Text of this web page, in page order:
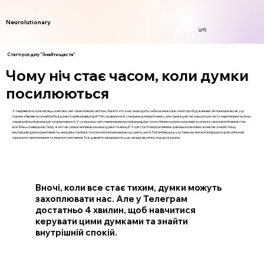
Neurolutionary
Login
Статті розділу "Знайти щастя"
Чому ніч стає часом, коли думки
посилюються
У темряві ночі, коли місяць освітлює світ своїм м’яким світлом, багато хто з нас знаходить себе на межі між сном і пробудженням. Чи помічали ви, як у ці
години з’являються найглибші думки і найяскравіші ідеї? Ніч, здавалося б, створена для відпочинку, але саме в цей час наш розум часто перетворюється на
справжній вулкан емоцій та креативності. У сучасному світі, переповненому інформацією та постійним шумом, важливість нічного самозаглиблення стає
все більш очевидною. Чому ж ніч так сильно впливає на наші думки та емоції? У цій статті ми розглянемо декілька ключових аспектів: спокій і тишу,
внутрішній діалог, креативність, емоційну глибину та психологічні механізми, що діють уночі. Поглибившись у ці теми, ви зможете відкрити для себе нові
горизонти самопізнання та творчого мислення. Тож давайте зануримося у цю загадкову нічну подорож разом.
Вночі, коли все стає тихим, думки можуть
захоплювати нас. Але у Телеграм
достатньо 4 хвилин, щоб навчитися
керувати цими думками та знайти
внутрішній спокій.